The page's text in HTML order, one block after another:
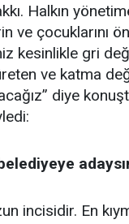
Halkın
ve çocuklarını
kesinlikle gri
ve katma
diye
incisidir. En